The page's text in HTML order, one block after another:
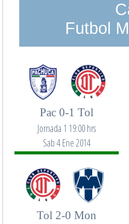
Futbol
Pac 0-1 Tol
Jornada 1 19:00 hrs
Sab 4 Ene 2014
Tol 2-0 Mon